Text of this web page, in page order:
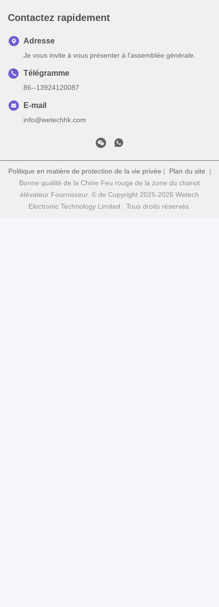
Contactez rapidement
Adresse
Je vous invite à vous présenter à l'assemblée générale.
Télégramme
86--13924120087
E-mail
info@wetechhk.com
Politique en matière de protection de la vie privée | Plan du site |
Bonne qualité de la Chine Feu rouge de la zone du chariot
élévateur Fournisseur. © de Copyright 2025-2026 Wetech
Electronic Technology Limited . Tous droits réservés.